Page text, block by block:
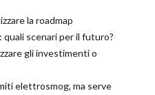
la roadmap
scenari per il futuro?
gli investimenti o
elettrosmog, ma serve